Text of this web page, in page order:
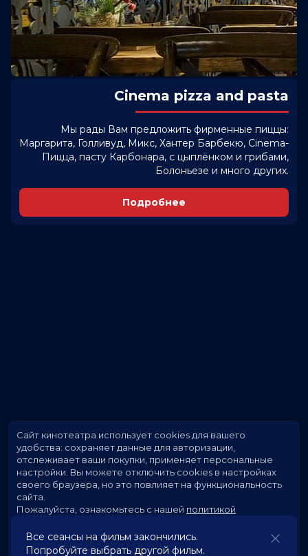
Cinema pizza and pasta
Мы рады Вам предложить фирменные пиццы:
Маргарита, Голливуд, Микс, Хантер Барбекю, Cinema-
Пицца, пасту Карбонара, с цыплёнком и грибами,
Болоньезе и много других.
Подробнее
Все сеансы на фильм закончились.
Попробуйте выбрать другой фильм.
Сайт кинотеатра использует cookies для вашего
удобства: сохраняет данные для авторизации,
отслеживает ваши покупки, применяет персональные
настройки. Вы можете отключить cookies в настройках
своего браузера, но это повлияет на функциональность
сайта.
Пожалуйста, ознакомьтесь с нашей политикой
Принять